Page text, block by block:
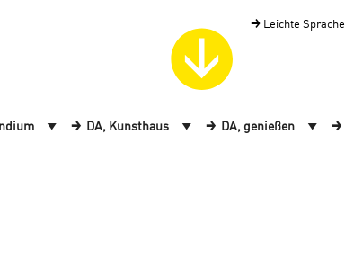
Leichte Sprache
DA, Kunsthaus DA, genießen